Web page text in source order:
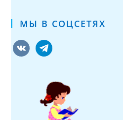
МЫ В СОЦСЕТЯХ
vkontaktetelegram